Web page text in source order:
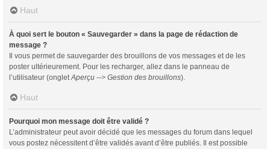
Haut
À quoi sert le bouton « Sauvegarder » dans la page de rédaction de
message ?
Il vous permet de sauvegarder des brouillons de vos messages et de les
poster ultérieurement. Pour les recharger, allez dans le panneau de
l’utilisateur (ongletAperçu --> Gestion des brouillons).
Haut
Pourquoi mon message doit être validé ?
L’administrateur peut avoir décidé que les messages du forum dans lequel
vous postez nécessitent d’être validés avant d’être publiés. Il est possible